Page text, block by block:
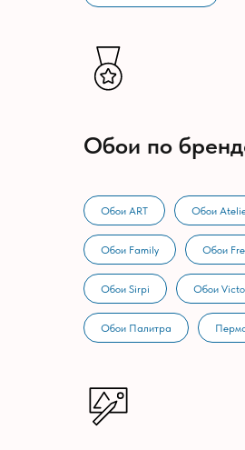
Обои по
Обои ART Обои
Обои Family Обои
Обои Sirpi Обои
Обои Палитра